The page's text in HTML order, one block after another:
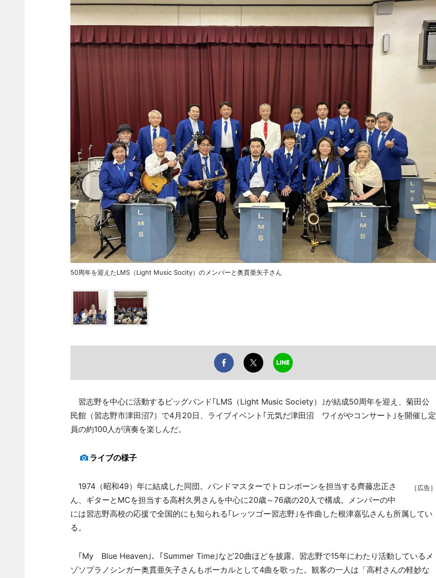
50周年を迎えたLMS（Light Music Socity）のメンバーと奥貫亜矢子さん
習志野を中心に活動するビッグバンド｢LMS（Light Music Society）｣が結成50周年を迎え、菊田公
民館（習志野市津田沼7）で4月20日、ライブイベント｢元気だ津田沼 ワイがやコンサート｣を開催し定
員の約100人が演奏を楽しんだ。
ライブの様子
［広告］
1974（昭和49）年に結成した同団。バンドマスターでトロンボーンを担当する齊藤忠正さ
ん、ギターとMCを担当する高村久男さんを中心に20歳～76歳の20人で構成。メンバーの中
には習志野高校の応援で全国的にも知られる｢レッツゴー習志野｣を作曲した根津嘉弘さんも所属してい
る。
｢My Blue Heaven｣、｢Summer Time｣など20曲ほどを披露。習志野で15年にわたり活動しているメ
ゾソプラノシンガー奥貫亜矢子さんもボーカルとして4曲を歌った。観客の一人は「高村さんの軽妙な